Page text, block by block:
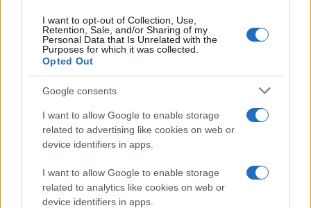
I want to opt-out of Collection, Use,
Retention, Sale, and/or Sharing of my
Personal Data that Is Unrelated with the
Purposes for which it was collected.
Opted Out
Google consents
I want to allow Google to enable storage
related to advertising like cookies on web or
device identifiers in apps.
I want to allow Google to enable storage
related to analytics like cookies on web or
device identifiers in apps.
Διαβάστε περισσότερα
Πέμπτη 06 Αυγ 2026, 07:00
Οι υπουργοί Λίνα